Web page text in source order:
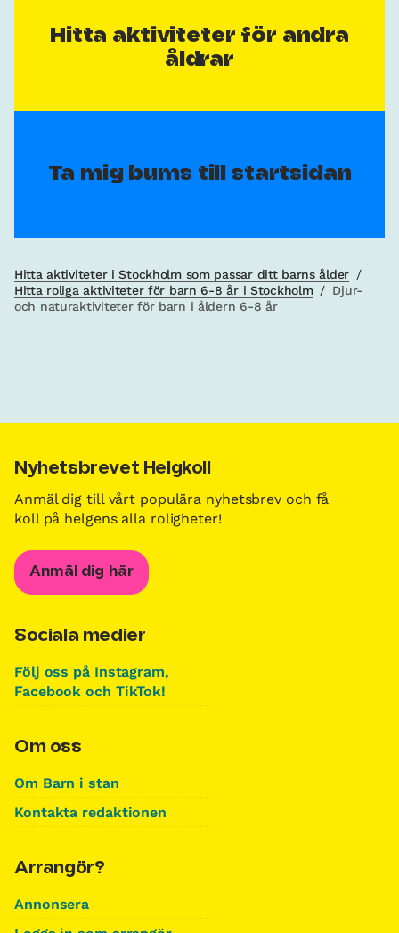
Hitta aktiviteter för andra
åldrar
Ta mig bums till startsidan
Hitta aktiviteter i Stockholm som passar ditt barns ålder /
Hitta roliga aktiviteter för barn 6-8 år i Stockholm / Djur-
och naturaktiviteter för barn i åldern 6-8 år
Nyhetsbrevet Helgkoll
Anmäl dig till vårt populära nyhetsbrev och få
koll på helgens alla roligheter!
Anmäl dig här
Sociala medier
Följ oss på Instagram,
Facebook och TikTok!
Om oss
Om Barn i stan
Kontakta redaktionen
Arrangör?
Annonsera